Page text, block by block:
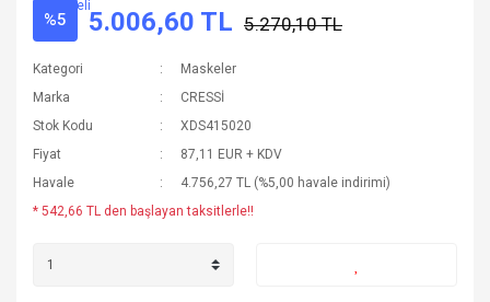
%5 5.006,60 TL 5.270,10 TL
Kategori
Maskeler
Marka
CRESSİ
Stok Kodu
XDS415020
Fiyat
87,11 EUR + KDV
Havale
4.756,27 TL (%5,00 havale indirimi)
* 542,66 TL den başlayan taksitlerle!!